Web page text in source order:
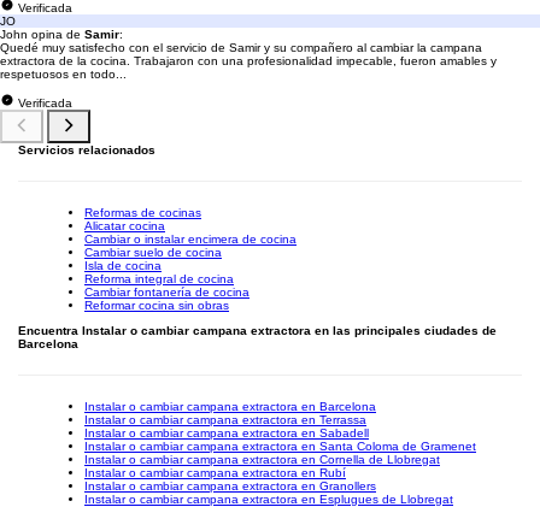
Verificada
JO
John opina de Samir:
Quedé muy satisfecho con el servicio de Samir y su compañero al cambiar la campana
extractora de la cocina. Trabajaron con una profesionalidad impecable, fueron amables y
respetuosos en todo...
Verificada
Servicios relacionados
Reformas de cocinas
Alicatar cocina
Cambiar o instalar encimera de cocina
Cambiar suelo de cocina
Isla de cocina
Reforma integral de cocina
Cambiar fontanería de cocina
Reformar cocina sin obras
Encuentra Instalar o cambiar campana extractora en las principales ciudades de
Barcelona
Instalar o cambiar campana extractora en Barcelona
Instalar o cambiar campana extractora en Terrassa
Instalar o cambiar campana extractora en Sabadell
Instalar o cambiar campana extractora en Santa Coloma de Gramenet
Instalar o cambiar campana extractora en Cornella de Llobregat
Instalar o cambiar campana extractora en Rubí
Instalar o cambiar campana extractora en Granollers
Instalar o cambiar campana extractora en Esplugues de Llobregat